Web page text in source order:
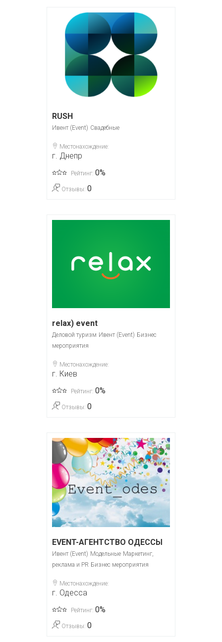
RUSH
Ивент (Event) Свадебные
Местонахождение:
г. Днепр
Рейтинг: 0%
Отзывы: 0
relax) event
Деловой туризм Ивент (Event) Бизнес
мероприятия
Местонахождение:
г. Киев
Рейтинг: 0%
Отзывы: 0
EVENT-АГЕНТСТВО ОДЕССЫ
Ивент (Event) Модельные Маркетинг,
реклама и PR Бизнес мероприятия
Местонахождение:
г. Одесса
Рейтинг: 0%
Отзывы: 0